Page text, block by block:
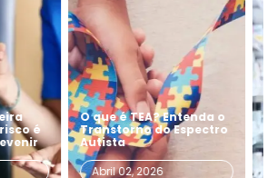
que é TEA? Entenda o
do Espectro
Abril 02, 2026
O papel da
especializada
cuidado de
Março 19, 2026